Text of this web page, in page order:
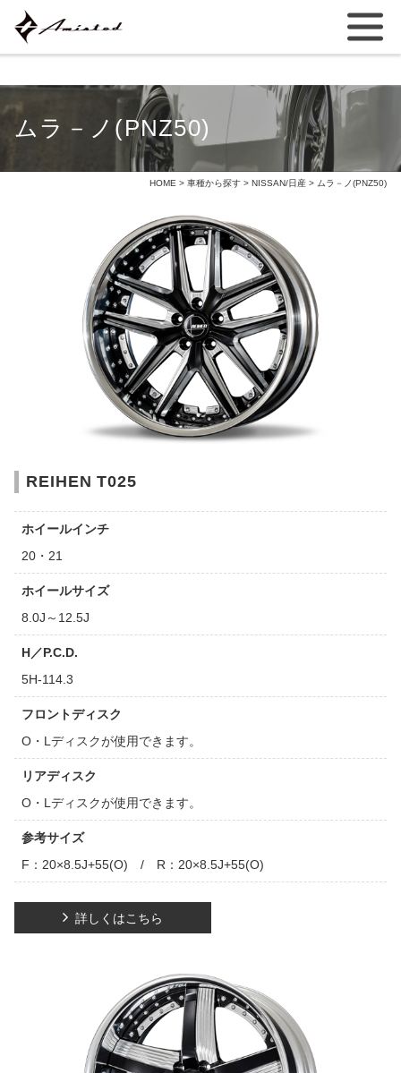
ムラ－ノ(PNZ50)
HOME > 車種から探す > NISSAN/日産 > ムラ－ノ(PNZ50)
REIHEN T025
ホイールインチ
20・21
ホイールサイズ
8.0J～12.5J
H／P.C.D.
5H-114.3
フロントディスク
O・Lディスクが使用できます。
リアディスク
O・Lディスクが使用できます。
参考サイズ
F：20×8.5J+55(O) / R：20×8.5J+55(O)
詳しくはこちら